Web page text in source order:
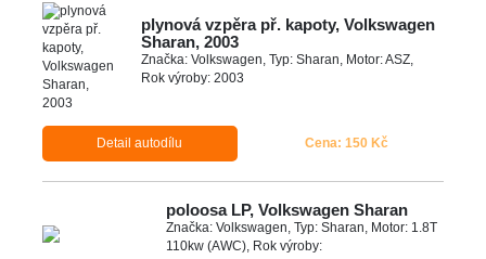
plynová vzpěra př. kapoty, Volkswagen
Sharan, 2003
Značka: Volkswagen, Typ: Sharan, Motor: ASZ,
Rok výroby: 2003
Detail autodílu Cena: 150 Kč
poloosa LP, Volkswagen Sharan
Značka: Volkswagen, Typ: Sharan, Motor: 1.8T
110kw (AWC), Rok výroby: